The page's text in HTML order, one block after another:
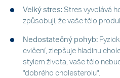
Velký stres: Stres vyvolává
způsobují, že vaše tělo
Nedostatečný pohyb:
cvičení, zlepšuje hladinu
stylem života, vaše tělo
"dobrého cholesterolu".